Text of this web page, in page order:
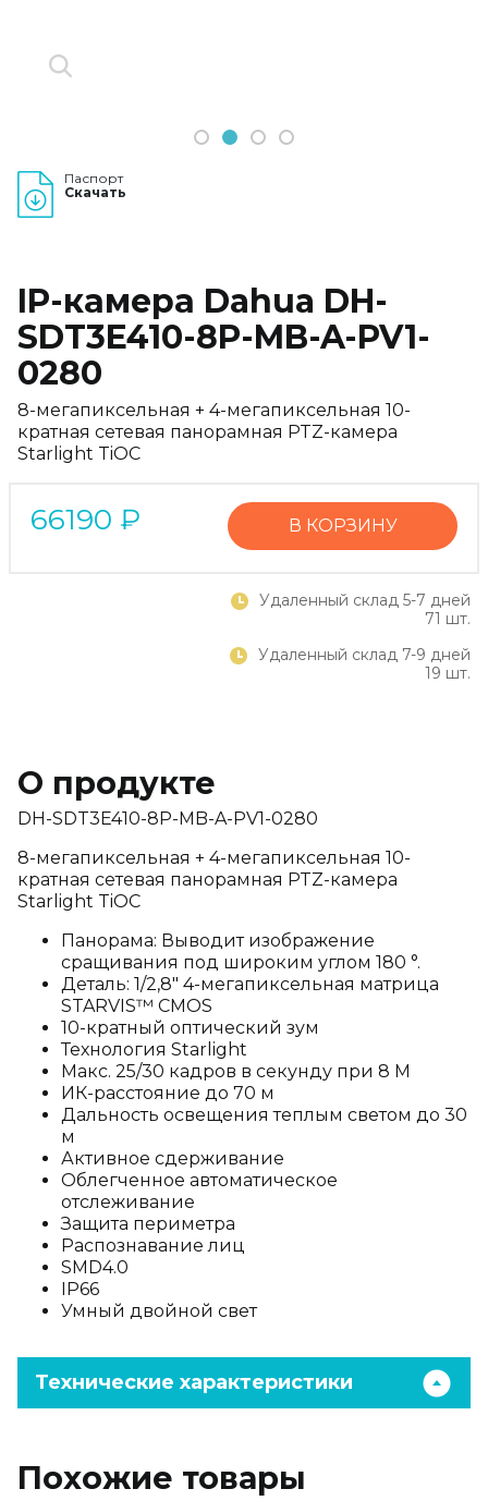
1 2 3 4
Паспорт
Скачать
IP-камера Dahua DH-
SDT3E410-8P-MB-A-PV1-
0280
8-мегапиксельная + 4-мегапиксельная 10-
кратная сетевая панорамная PTZ-камера
Starlight TiOC
66190 ₽ В КОРЗИНУ
Удаленный склад 5-7 дней
71 шт.
Удаленный склад 7-9 дней
19 шт.
О продукте
DH-SDT3E410-8P-MB-A-PV1-0280
8-мегапиксельная + 4-мегапиксельная 10-
кратная сетевая панорамная PTZ-камера
Starlight TiOC
Панорама: Выводит изображение
сращивания под широким углом 180 °.
Деталь: 1/2,8" 4-мегапиксельная матрица
STARVIS™ CMOS
10-кратный оптический зум
Технология Starlight
Макс. 25/30 кадров в секунду при 8 М
ИК-расстояние до 70 м
Дальность освещения теплым светом до 30
м
Активное сдерживание
Облегченное автоматическое
отслеживание
Защита периметра
Распознавание лиц
SMD4.0
IP66
Умный двойной свет
Технические характеристики
Похожие товары